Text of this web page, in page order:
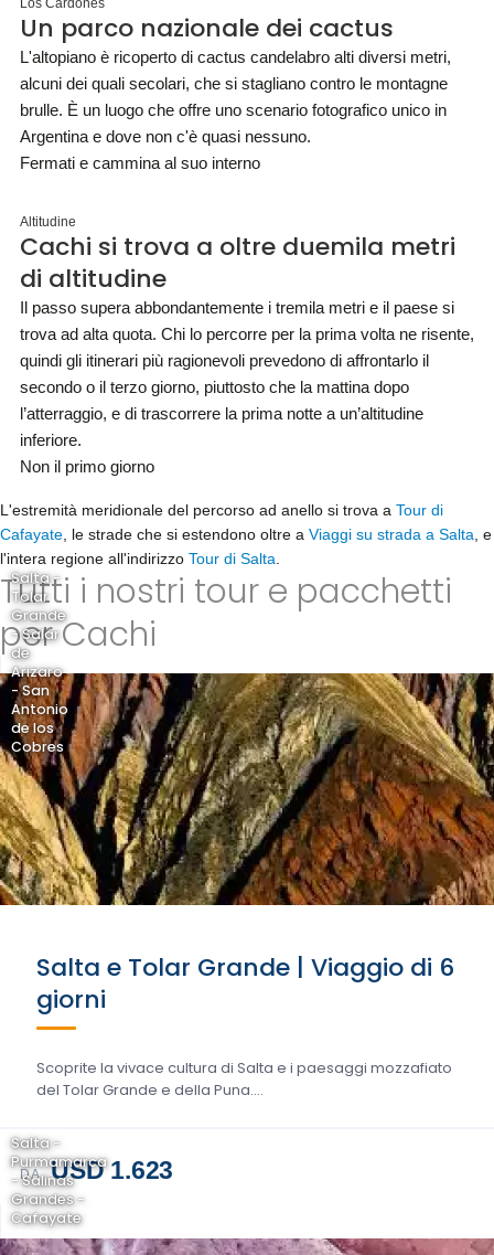
Los Cardones
Un parco nazionale dei cactus
L'altopiano è ricoperto di cactus candelabro alti diversi metri,
alcuni dei quali secolari, che si stagliano contro le montagne
brulle. È un luogo che offre uno scenario fotografico unico in
Argentina e dove non c'è quasi nessuno.
Fermati e cammina al suo interno
Altitudine
Cachi si trova a oltre duemila metri
di altitudine
Il passo supera abbondantemente i tremila metri e il paese si
trova ad alta quota. Chi lo percorre per la prima volta ne risente,
quindi gli itinerari più ragionevoli prevedono di affrontarlo il
secondo o il terzo giorno, piuttosto che la mattina dopo
l’atterraggio, e di trascorrere la prima notte a un’altitudine
inferiore.
Non il primo giorno
L'estremità meridionale del percorso ad anello si trova a Tour di
Cafayate , le strade che si estendono oltre a Viaggi su strada a Salta , e
l'intera regione all'indirizzo Tour di Salta
Tutti i nostri tour e pacchetti
per Cachi
Salta -
Tolar
Grande
- Salar
de
Arizaro
- San
Antonio
de los
Cobres
Salta e Tolar Grande | Viaggio di 6
giorni
Scoprite la vivace cultura di Salta e i paesaggi mozzafiato
del Tolar Grande e della Puna....
DA USD 1.623
Salta -
Purmamarca
- Salinas
Grandes -
Cafayate